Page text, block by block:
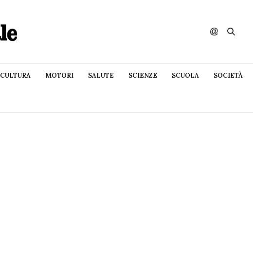
CULTURA MOTORI SALUTE SCIENZE SCUOLA SOCIETÀ